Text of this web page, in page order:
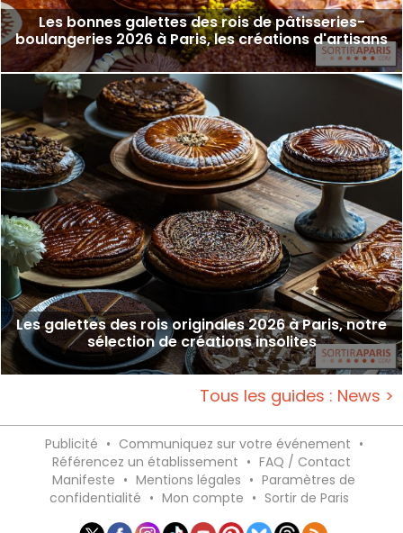
Les bonnes galettes des rois de pâtisseries-
boulangeries 2026 à Paris, les créations d'artisans
Les galettes des rois originales 2026 à Paris, notre
sélection de créations insolites
Tous les guides : News >
Publicité • Communiquez sur votre événement •
Référencez un établissement • FAQ / Contact
Manifeste • Mentions légales • Paramètres de
confidentialité • Mon compte • Sortir de Paris